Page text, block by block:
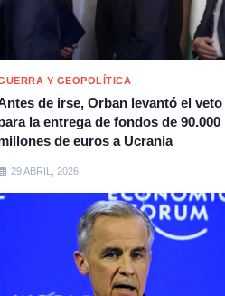
Y GEOPOLÍTICA
de irse, Orban levantó el veto
la entrega de fondos de 90.000
de euros a Ucrania
29 ABRIL, 2026